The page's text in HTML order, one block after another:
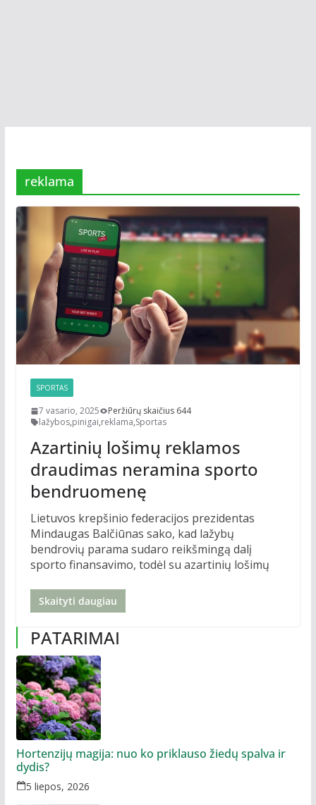
reklama
SPORTAS
7 vasario, 2025
Peržiūrų skaičius 644
lažybos,pinigai,reklama,Sportas
Azartinių lošimų reklamos
draudimas neramina sporto
bendruomenę
Lietuvos krepšinio federacijos prezidentas
Mindaugas Balčiūnas sako, kad lažybų
bendrovių parama sudaro reikšmingą dalį
sporto finansavimo, todėl su azartinių lošimų
Skaityti daugiau
PATARIMAI
Hortenzijų magija: nuo ko priklauso žiedų spalva ir
dydis?
5 liepos, 2026